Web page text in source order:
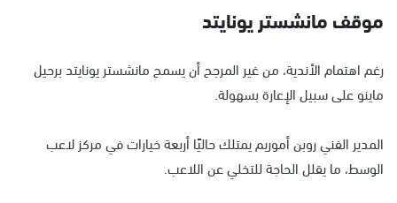
موقف مانشستر يونايتد
رغم اهتمام الأندية، من غير المرجح أن يسمح مانشستر يونايتد برحيل
ماينو على سبيل الإعارة بسهولة.
المدير الفني روبن أموريم يمتلك حاليًا أربعة خيارات في مركز لاعب
الوسط، ما يقلل الحاجة للتخلي عن اللاعب.